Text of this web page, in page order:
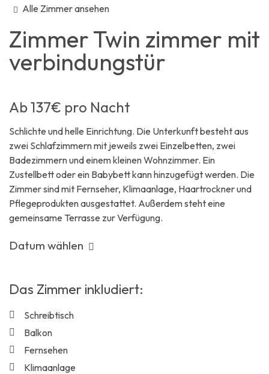
Alle Zimmer ansehen
ZimmerTwin zimmer mit
verbindungstür
Ab137€ pro Nacht
Schlichte und helle Einrichtung. Die Unterkunft besteht aus
zwei Schlafzimmern mit jeweils zwei Einzelbetten, zwei
Badezimmern und einem kleinen Wohnzimmer. Ein
Zustellbett oder ein Babybett kann hinzugefügt werden. Die
Zimmer sind mit Fernseher, Klimaanlage, Haartrockner und
Pflegeprodukten ausgestattet. Außerdem steht eine
gemeinsame Terrasse zur Verfügung.
Datum wählen
Das Zimmer inkludiert:
Schreibtisch
Balkon
Fernsehen
Klimaanlage